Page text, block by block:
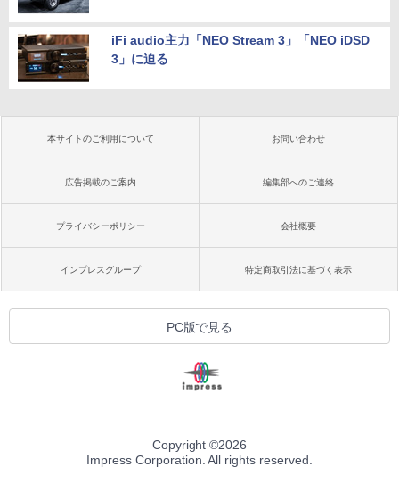
iFi audio主力「NEO Stream 3」「NEO iDSD
3」に迫る
本サイトのご利用について お問い合わせ
広告掲載のご案内 編集部へのご連絡
プライバシーポリシー 会社概要
インプレスグループ 特定商取引法に基づく表示
PC版で見る
Copyright ©2026
Impress Corporation. All rights reserved.